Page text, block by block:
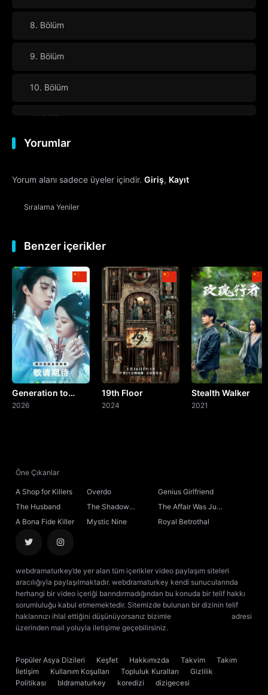
8. Bölüm
9. Bölüm
10. Bölüm
11. Bölüm
12. Bölüm
13. Bölüm
14. Bölüm
15. Bölüm
16. Bölüm
17. Bölüm
18. Bölüm
19. Bölüm
20. Bölüm
23. Bölüm
24. Bölüm
Yorumlar
Yorum alanı sadece üyeler içindir. Giriş, Kayıt
Sıralama Yeniler
Benzer içerikler
Generation to
Generation
2026
19th Floor
2024
Stealth Walker
2021
Öne Çıkanlar
A Shop for Killers Overdo
Genius Girlfriend
The Husband
The Shadow
Sovereign
The Affair Was Just
the Beginning
A Bona Fide Killer Mystic Nine Royal Betrothal
webdramaturkey’de yer alan tüm içerikler video paylaşım siteleri
aracılığıyla paylaşılmaktadır. webdramaturkey kendi sunucularında
herhangi bir video içeriği barındırmadığından bu konuda bir telif hakkı
sorumluluğu kabul etmemektedir. Sitemizde bulunan bir dizinin telif
haklarınızı ihlal ettiğini düşünüyorsanız bizimle
adresi
üzerinden mail yoluyla iletişime geçebilirsiniz.
Popüler Asya Dizileri Keşfet Hakkımızda Takvim
Takım
İletişim
Kullanım Koşulları Topluluk Kuralları
Gizlilik
Politikası
bldramaturkey koredizi
dizigecesi